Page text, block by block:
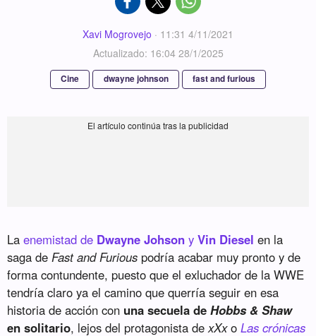
Xavi Mogrovejo · 11:31 4/11/2021
Actualizado: 16:04 28/1/2025
Cine dwayne johnson fast and furious
Laenemistad de Dwayne Johson yVin Diesel en la
saga de Fast and Furious podría acabar muy pronto y de
forma contundente, puesto que el exluchador de la WWE
tendría claro ya el camino que querría seguir en esa
historia de acción con una secuela deHobbs & Shaw
en solitario, lejos del protagonista dexXxoLas crónicas